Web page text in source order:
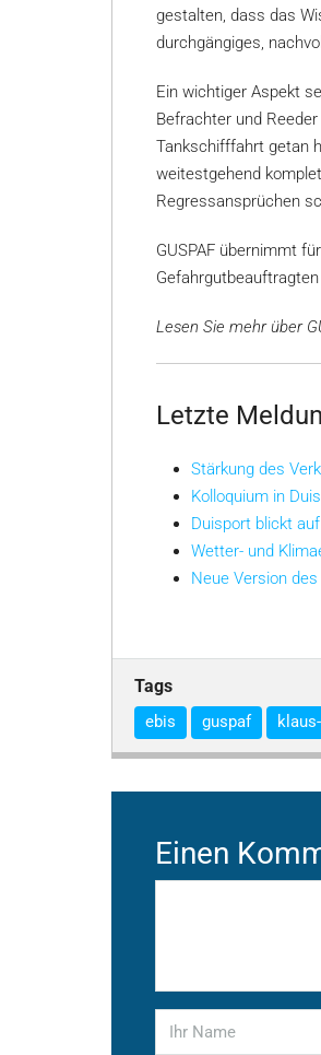
gestalten, dass das
durchgängiges,
Ein wichtiger Aspekt
Befrachter und
Tankschifffahrt getan
weitestgehend
Regressansprüchen
GUSPAF übernimmt
Lesen Sie mehr über
Letzte
Stärkung des
Kolloquium in
Duisport blickt
Wetter- und
Neue Version
Tags
ebis guspaf
Einen